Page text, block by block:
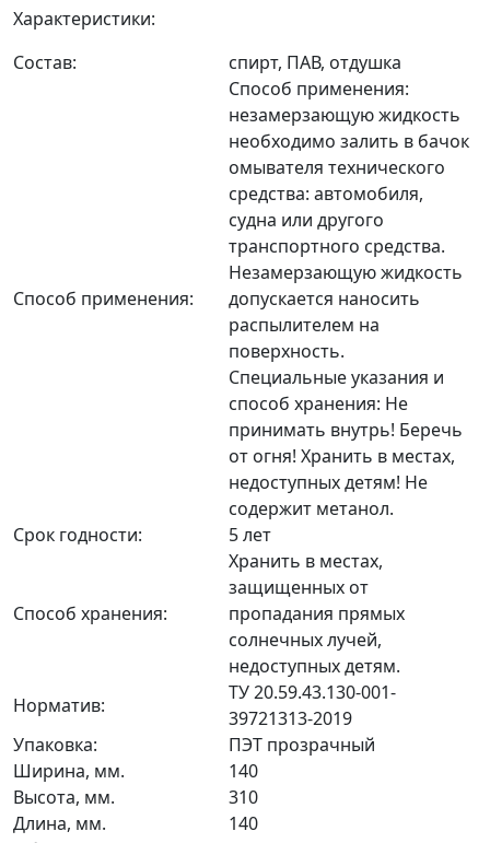
Характеристики:
Состав:
спирт, ПАВ, отдушка
Способ применения:
Способ применения:
незамерзающую жидкость
необходимо залить в бачок
омывателя технического
средства: автомобиля,
судна или другого
транспортного средства.
Незамерзающую жидкость
допускается наносить
распылителем на
поверхность.
Специальные указания и
способ хранения: Не
принимать внутрь! Беречь
от огня! Хранить в местах,
недоступных детям! Не
содержит метанол.
Срок годности:
5 лет
Способ хранения:
Хранить в местах,
защищенных от
пропадания прямых
солнечных лучей,
недоступных детям.
Норматив:
ТУ 20.59.43.130-001-
39721313-2019
Упаковка:
ПЭТ прозрачный
Ширина, мм.
140
Высота, мм.
310
Длина, мм.
140